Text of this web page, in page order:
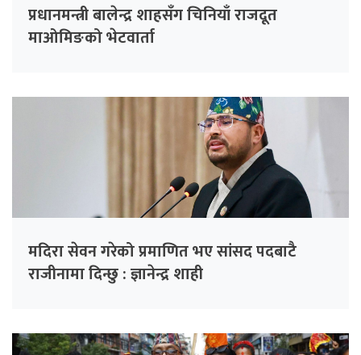
प्रधानमन्त्री बालेन्द्र शाहसँग चिनियाँ राजदूत
माओमिङको भेटवार्ता
मदिरा सेवन गरेको प्रमाणित भए सांसद पदबाटै
राजीनामा दिन्छु : ज्ञानेन्द्र शाही